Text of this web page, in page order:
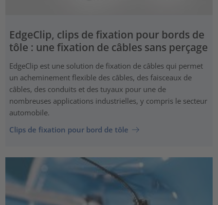
EdgeClip, clips de fixation pour bords de
tôle : une fixation de câbles sans perçage
EdgeClip est une solution de fixation de câbles qui permet
un acheminement flexible des câbles, des faisceaux de
câbles, des conduits et des tuyaux pour une de
nombreuses applications industrielles, y compris le secteur
automobile.
Clips de fixation pour bord de tôle